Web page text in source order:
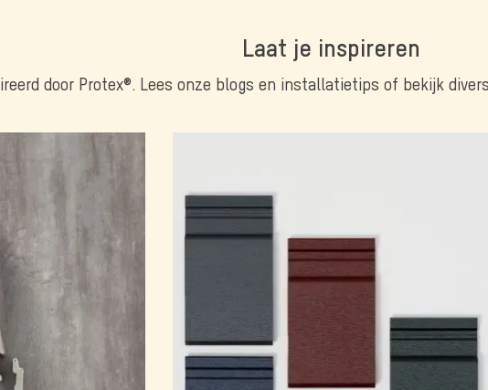
Laat je inspireren
door Protex®. Lees onze blogs en installatietips of bekijk